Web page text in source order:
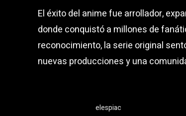
El éxito del anime fue arrollador,
donde conquistó a millones de
reconocimiento, la serie original
nuevas producciones y una
elespiac